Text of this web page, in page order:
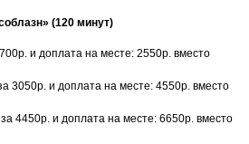
(120 минут)
и доплата на месте: 2550р. вместо
3050р. и доплата на месте: 4550р. вместо
4450р. и доплата на месте: 6650р. вместо